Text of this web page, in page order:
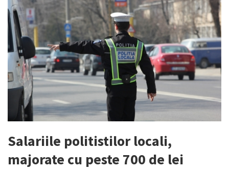
Salariile politistilor locali,
majorate cu peste 700 de lei